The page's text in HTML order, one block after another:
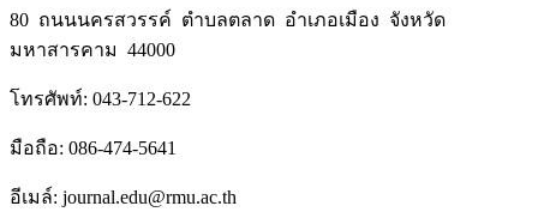
80 ถนนนครสวรรค์ ตำบลตลาด อำเภอเมือง จังหวัด
มหาสารคาม 44000
โทรศัพท์: 043-712-622
มือถือ: 086-474-5641
อีเมล์: journal.edu@rmu.ac.th